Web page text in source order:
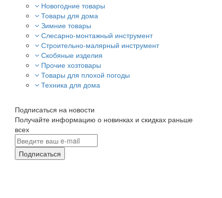
Новогодние товары
Товары для дома
Зимние товары
Слесарно-монтажный инструмент
Строительно-малярный инструмент
Скобяные изделия
Прочие хозтовары
Товары для плохой погоды
Техника для дома
Подписаться на новости
Получайте информацию о новинках и скидках раньше
всех
Подписаться